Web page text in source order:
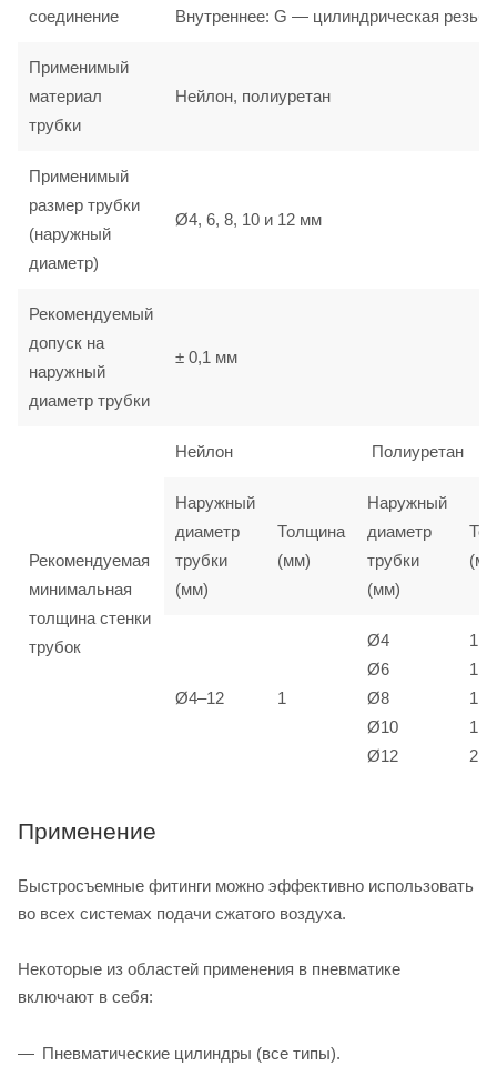
соединение Внутреннее: G — цилиндрическая резьба
Применимый
материал
трубки
Нейлон, полиуретан
Применимый
размер трубки
(наружный
диаметр)
Ø4, 6, 8, 10 и 12 мм
Рекомендуемый
допуск на
наружный
диаметр трубки
± 0,1 мм
Рекомендуемая
минимальная
толщина стенки
трубок
Нейлон Полиуретан
Наружный
диаметр
трубки
(мм)
Толщина
(мм)
Наружный
диаметр
трубки
(мм)
Ø4–12 1
Ø4
Ø6
Ø8
Ø10
Ø12
1
1
1,5
1,5
2
Применение
Быстросъемные фитинги можно эффективно использовать
во всех системах подачи сжатого воздуха.
Некоторые из областей применения в пневматике
включают в себя:
Пневматические цилиндры (все типы).